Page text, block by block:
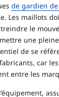
de gardien
Les maillots
le
une
de se
car
entre les